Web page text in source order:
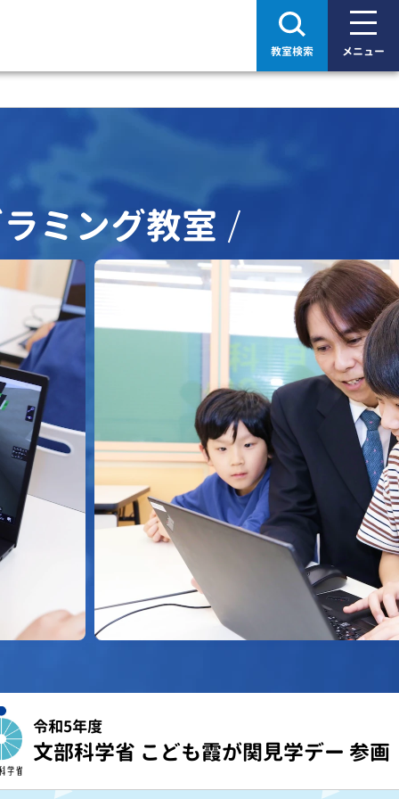
教室検索 メニュー
ミング教室
令和5年度
文部科学省 こども霞が関見学デー 参画